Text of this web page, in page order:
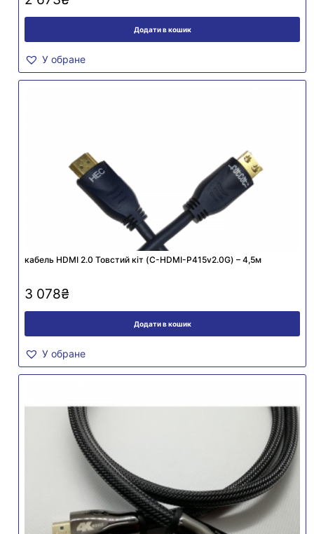
Додати в кошик
У обране
кабель HDMI 2.0 Товстий кіт (C-HDMI-P415v2.0G) – 4,5м
3 078₴
Додати в кошик
У обране